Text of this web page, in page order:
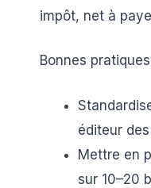
impôt, net à
Bonnes
éditeur
Mettre en
sur 10–20